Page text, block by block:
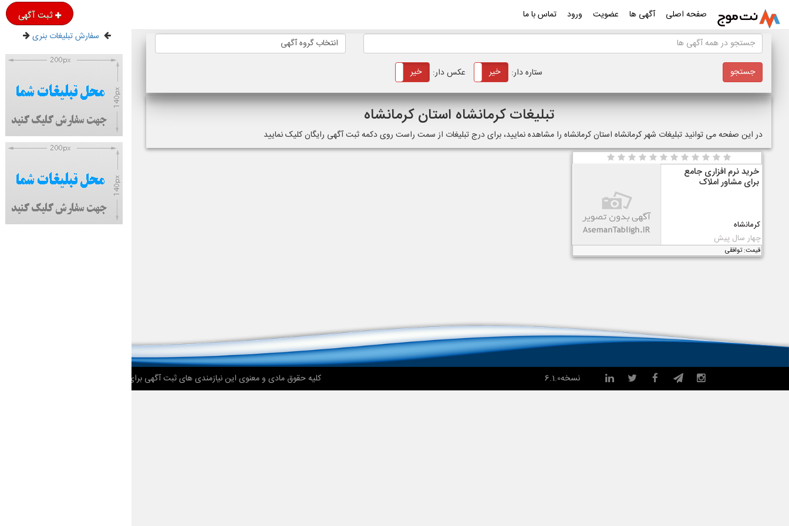
صفحه اصلی آگهی ها عضویت ورود تماس با ما ثبت آگهی
انتخاب گروه آگهی
ستاره دار: بله خیر عکس دار: خیر
تبلیغات کرمانشاه استان کرمانشاه
در این صفحه می توانید تبلیغات شهر کرمانشاه استان کرمانشاه را مشاهده نمایید، برای درج تبلیغات از سمت راست روی دکمه ثبت آگهی رایگان کلیک نمایید
خرید نرم افزاری جامع
برای مشاور املاک
کرمانشاه
چهار سال پیش
قیمت: توافقی
سفارش تبلیغات بنری
کلیه حقوق مادی و معنوی این نیازمندی های ثبت آگهی برای نسخه6.1.0